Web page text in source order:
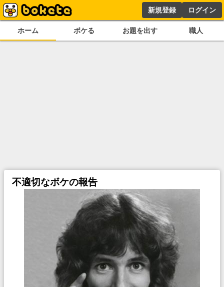
新規登録 ログイン
ホーム ボケる お題を出す 職人
不適切なボケの報告